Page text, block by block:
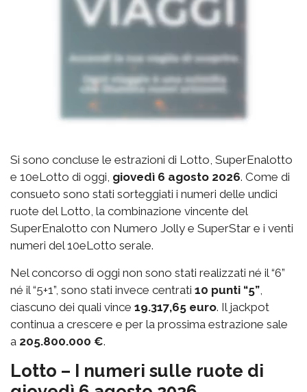
Si sono concluse le estrazioni di Lotto, SuperEnalotto
e 10eLotto di oggi, giovedì 6 agosto 2026. Come di
consueto sono stati sorteggiati i numeri delle undici
ruote del Lotto, la combinazione vincente del
SuperEnalotto con Numero Jolly e SuperStar e i venti
numeri del 10eLotto serale.
Nel concorso di oggi non sono stati realizzati né il “6”
né il “5+1”, sono stati invece centrati 10 punti “5”
ciascuno dei quali vince 19.317,65 euro. Il jackpot
continua a crescere e per la prossima estrazione sale
a 205.800.000 €.
Lotto – I numeri sulle ruote di